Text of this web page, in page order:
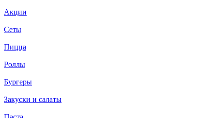
Акции
Сеты
Пицца
Роллы
Бургеры
Закуски и салаты